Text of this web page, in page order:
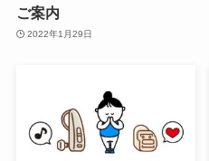
ご案内
2022年1月29日